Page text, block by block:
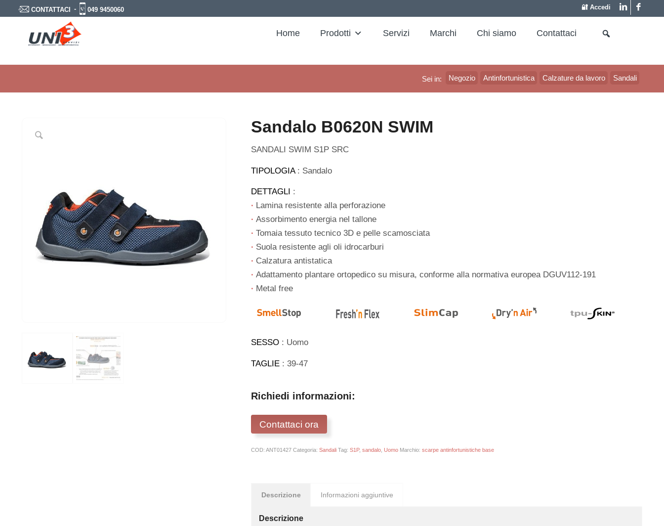
🔐 Accedi
CONTATTACI - 049 9450060
Home Prodotti Servizi Marchi Chi siamo Contattaci
Sei in: Negozio Antinfortunistica Calzature da lavoro Sandali
Sandalo B0620N SWIM
SANDALI SWIM S1P SRC
TIPOLOGIA: Sandalo
DETTAGLI :
∙ Lamina resistente alla perforazione
∙ Assorbimento energia nel tallone
∙ Tomaia tessuto tecnico 3D e pelle scamosciata
∙ Suola resistente agli oli idrocarburi
∙ Calzatura antistatica
∙ Adattamento plantare ortopedico su misura, conforme alla normativa europea DGUV112-191
∙ Metal free
SESSO : Uomo
TAGLIE : 39-47
Richiedi informazioni:
Contattaci ora
COD:ANT01427 Categoria:Sandali Tag:S1P,sandalo ,Uomo Marchio:scarpe antinfortunistiche base
Descrizione Informazioni aggiuntive
Descrizione